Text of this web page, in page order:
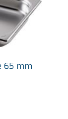
65 mm